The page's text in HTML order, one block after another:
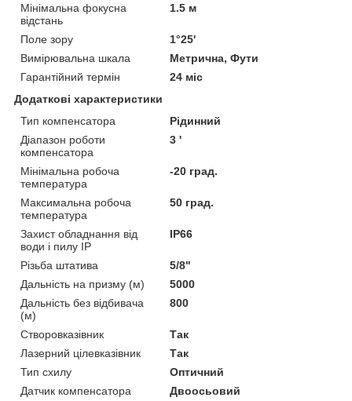
Мінімальна фокусна
відстань
1.5 м
Поле зору
1°25'
Вимірювальна шкала
Метрична, Фути
Гарантійний термін
24 міс
Додаткові характеристики
Тип компенсатора
Рідинний
Діапазон роботи
компенсатора
3 '
Мінімальна робоча
температура
-20 град.
Максимальна робоча
температура
50 град.
Захист обладнання від
води і пилу IP
IP66
Різьба штатива
5/8"
Дальність на призму (м)
5000
Дальність без відбивача
(м)
800
Створовказівник
Так
Лазерний цілевказівник
Так
Тип схилу
Оптичний
Датчик компенсатора
Двоосьовий